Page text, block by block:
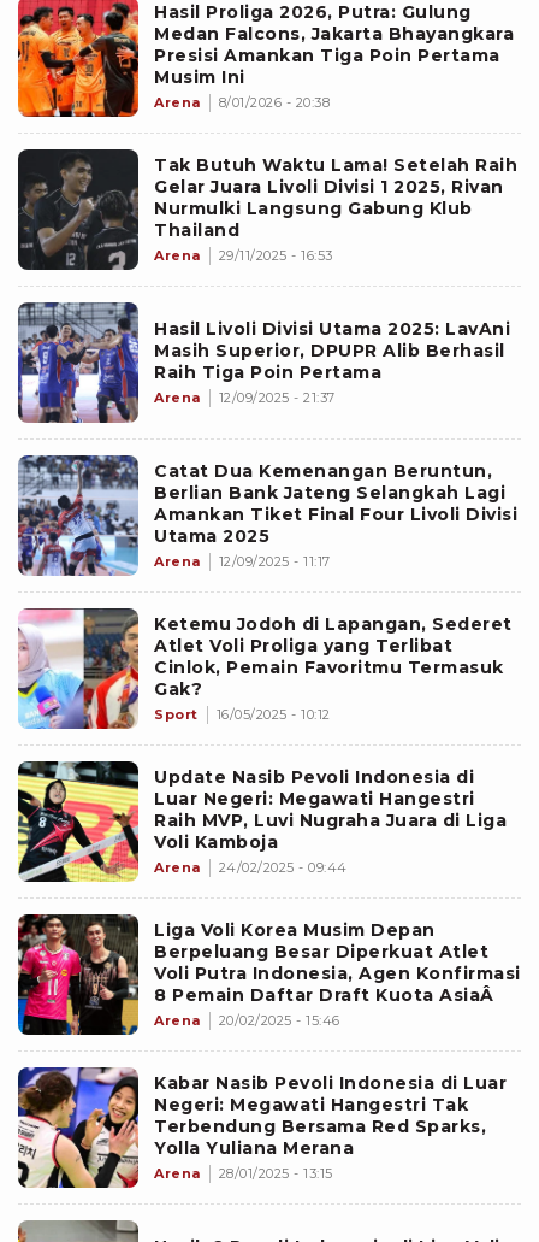
Hasil Proliga 2026, Putra: Gulung
Medan Falcons, Jakarta Bhayangkara
Presisi Amankan Tiga Poin Pertama
Musim Ini
Arena 8/01/2026 - 20:38
Tak Butuh Waktu Lama! Setelah Raih
Gelar Juara Livoli Divisi 1 2025, Rivan
Nurmulki Langsung Gabung Klub
Thailand
Arena 29/11/2025 - 16:53
Hasil Livoli Divisi Utama 2025: LavAni
Masih Superior, DPUPR Alib Berhasil
Raih Tiga Poin Pertama
Arena 12/09/2025 - 21:37
Catat Dua Kemenangan Beruntun,
Berlian Bank Jateng Selangkah Lagi
Amankan Tiket Final Four Livoli Divisi
Utama 2025
Arena 12/09/2025 - 11:17
Ketemu Jodoh di Lapangan, Sederet
Atlet Voli Proliga yang Terlibat
Cinlok, Pemain Favoritmu Termasuk
Gak?
Sport 16/05/2025 - 10:12
Update Nasib Pevoli Indonesia di
Luar Negeri: Megawati Hangestri
Raih MVP, Luvi Nugraha Juara di Liga
Voli Kamboja
Arena 24/02/2025 - 09:44
Liga Voli Korea Musim Depan
Berpeluang Besar Diperkuat Atlet
Voli Putra Indonesia, Agen Konfirmasi
8 Pemain Daftar Draft Kuota AsiaÂ
Arena 20/02/2025 - 15:46
Kabar Nasib Pevoli Indonesia di Luar
Negeri: Megawati Hangestri Tak
Terbendung Bersama Red Sparks,
Yolla Yuliana Merana
Arena 28/01/2025 - 13:15